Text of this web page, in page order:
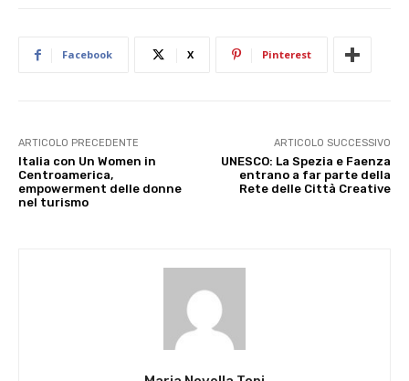
Facebook X Pinterest
ARTICOLO PRECEDENTE
Italia con Un Women in
Centroamerica,
empowerment delle donne
nel turismo
ARTICOLO SUCCESSIVO
UNESCO: La Spezia e Faenza
entrano a far parte della
Rete delle Città Creative